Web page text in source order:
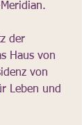
der
Haus von
von
Leben und